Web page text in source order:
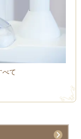
べて